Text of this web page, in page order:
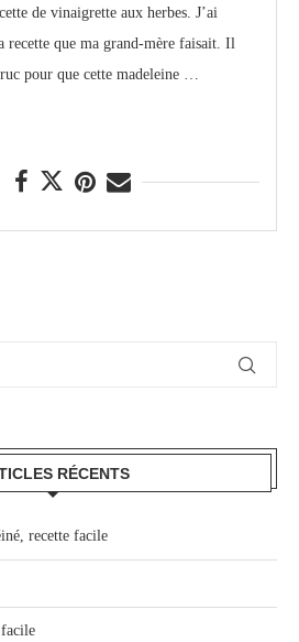
de vinaigrette aux herbes. J’ai
recette que ma grand-mère faisait. Il
pour que cette madeleine …
RÉCENTS
recette facile